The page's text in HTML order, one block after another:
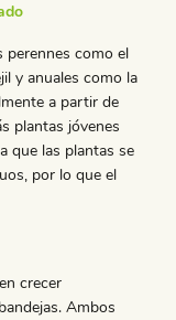
perennes como el
y anuales como la
a partir de
plantas jóvenes
que las plantas se
por lo que el
crecer
Ambos